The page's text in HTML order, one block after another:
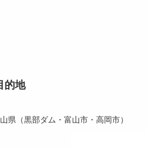
的地
県（黒部ダム・富山市・高岡市）